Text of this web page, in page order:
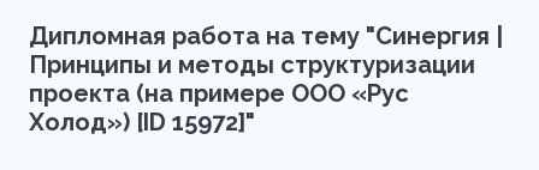
Дипломная работа на тему "Синергия |
Принципы и методы структуризации
проекта (на примере ООО «Рус
Холод») [ID 15972]"